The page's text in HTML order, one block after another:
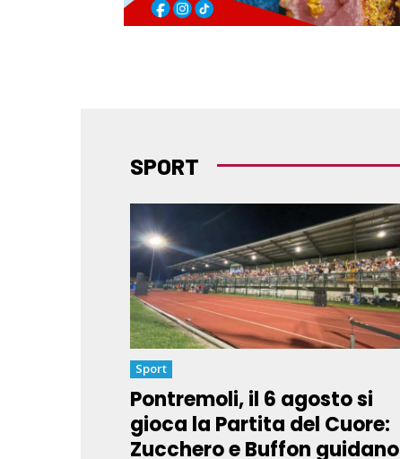
SPORT
Sport
Pontremoli, il 6 agosto si
gioca la Partita del Cuore:
Zucchero e Buffon guidano